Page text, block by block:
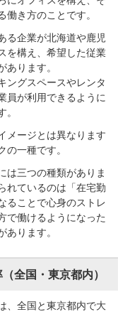
働き方のことです。
る企業が北海道や鹿児
を構え、希望した従業
あります。
ングスペースやレンタ
員が利用できるように
。
メージとは異なります
の一種です。
は三つの種類がありま
れているのは「在宅勤
ることで心身のストレ
で働けるようになった
あります。
全国・東京都内）
、全国と東京都内で大